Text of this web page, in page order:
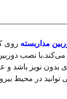
مداربسته روی
نصب
نویز باشد و